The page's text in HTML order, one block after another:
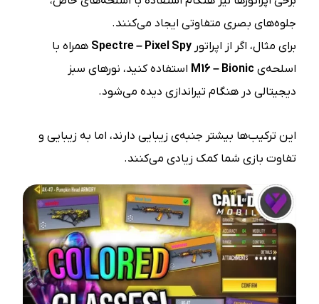
جلوه‌های بصری متفاوتی ایجاد می‌کنند.
برای مثال، اگر از اپراتورSpectre – Pixel Spy همراه با
اسلحه‌ی M16 – Bionic استفاده کنید، نورهای سبز
دیجیتالی در هنگام تیراندازی دیده می‌شود.
این ترکیب‌ها بیشتر جنبه‌ی زیبایی دارند، اما به زیبایی و
تفاوت بازی شما کمک زیادی می‌کنند.